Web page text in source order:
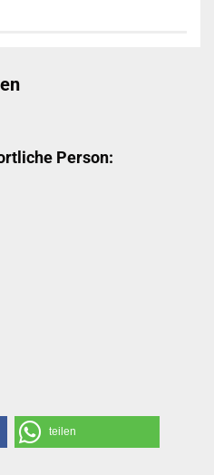
Person:
teilen